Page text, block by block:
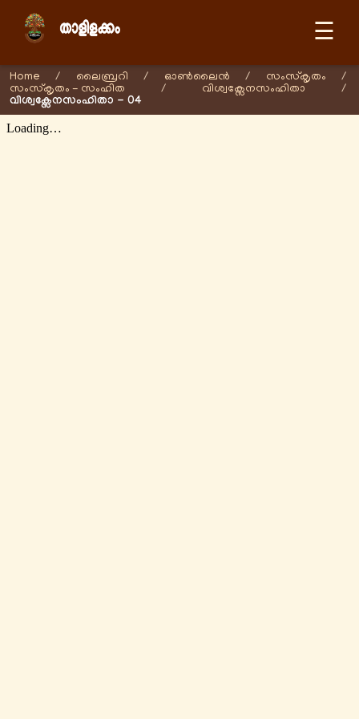
☰
Home / ലൈബ്രറി / ഓണ്‍ലൈന്‍ / സംസ്കൃതം
/
സംസ്കൃതം - സംഹിത
/ വിശ്വക്സേനസംഹിതാ /
വിശ്വക്സേനസംഹിതാ - 04